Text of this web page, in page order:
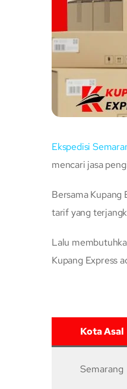
Ekspedisi
mencari jasa
Bersama Kupang
tarif yang
Lalu
Kupang Express
Kota Asal
Semarang